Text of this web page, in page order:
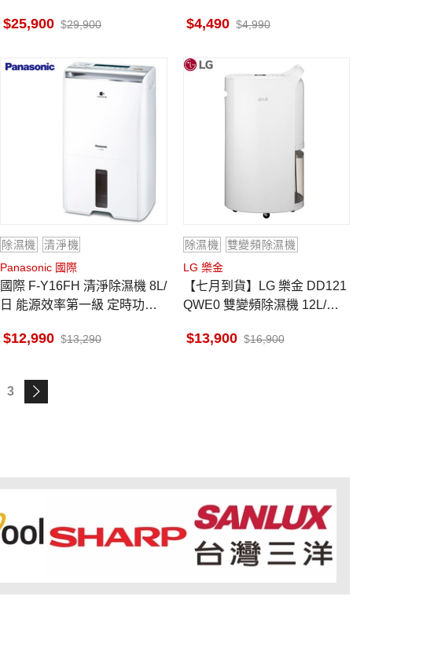
25,900 29,900 4,490 4,990
除濕機
清淨機
Panasonic 國際
國際 F-Y16FH 清淨除濕機 8L/
日 能源效率第一級 定時功能
12,990 13,290
除濕機
雙變頻除濕機
LG 樂金
【七月到貨】LG 樂金 DD121
QWE0 雙變頻除濕機 12L/日
13,900 16,900
3